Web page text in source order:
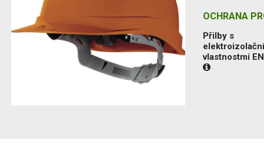
OCHRANA
Přilby s
vlastnostmi